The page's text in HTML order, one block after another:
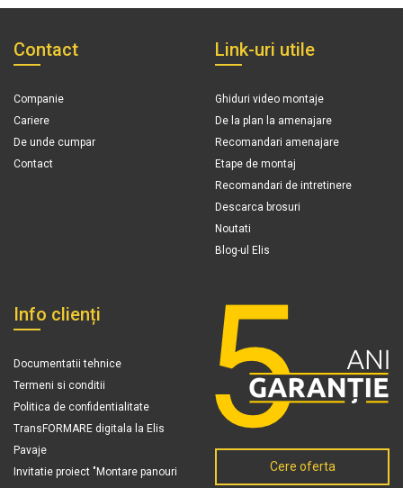
Contact
Companie
Cariere
De unde cumpar
Contact
Link-uri utile
Ghiduri video montaje
De la plan la amenajare
Recomandari amenajare
Etape de montaj
Recomandari de intretinere
Descarca brosuri
Noutati
Blog-ul Elis
Info clienți
Documentatii tehnice
Termeni si conditii
Politica de confidentialitate
TransFORMARE digitala la Elis
Pavaje
Invitatie proiect "Montare panouri
Cere oferta